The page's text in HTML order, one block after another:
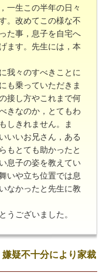
一生この半年の日々
。改めてこの様な不
た事，息子を自宅へ
ます。先生には，本
我々のすべきことに
も乗っていただきま
接し方やこれまで何
きなのか，とてもわ
しきれません。ま
いいお兄さん，ある
もとても助かったと
息子の姿を教えてい
いや立ち位置では息
なかったと先生に教
ございました。
疑不十分により家裁